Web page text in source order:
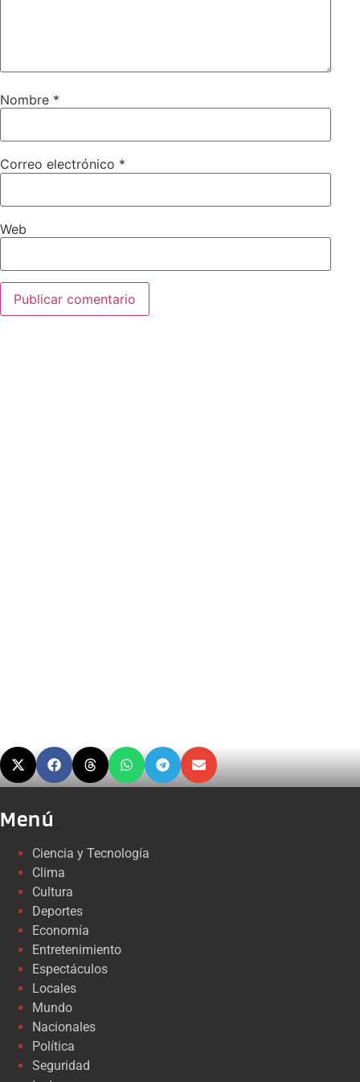
Nombre *
Correo electrónico *
Web
Menú
Ciencia y Tecnología
Clima
Cultura
Deportes
Economía
Entretenimiento
Espectáculos
Locales
Mundo
Nacionales
Política
Seguridad